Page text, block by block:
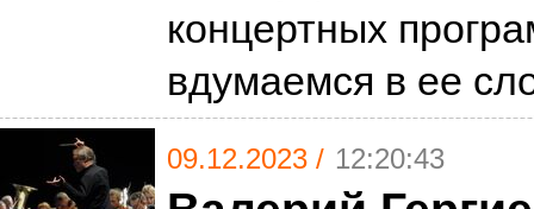
концертных
вдумаемся в ее
09.12.2023 / 12:20:43